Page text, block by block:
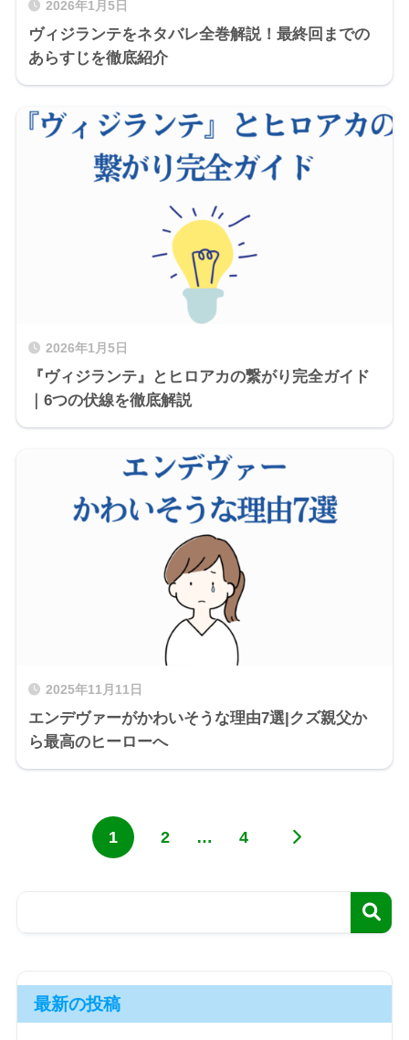
2026年1月5日
ヴィジランテをネタバレ全巻解説！最終回までの
あらすじを徹底紹介
2026年1月5日
『ヴィジランテ』とヒロアカの繋がり完全ガイド
｜6つの伏線を徹底解説
2025年11月11日
エンデヴァーがかわいそうな理由7選|クズ親父か
ら最高のヒーローへ
1 2 … 4
最新の投稿